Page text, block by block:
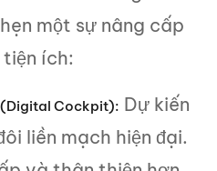
một sự nâng cấp
ích:
(Digital Cockpit): Dự kiến
liền mạch hiện đại.